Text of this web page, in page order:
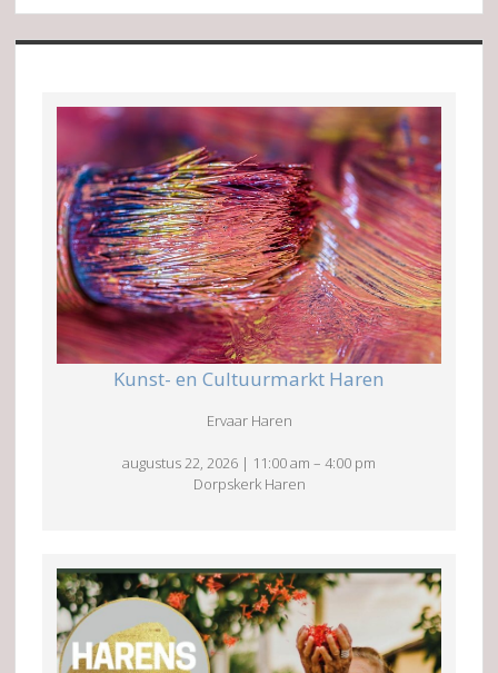
Kunst- en Cultuurmarkt Haren
Ervaar Haren
augustus 22, 2026 | 11:00 am – 4:00 pm
Dorpskerk Haren